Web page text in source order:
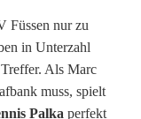
Füssen nur zu
in Unterzahl
Als Marc
muss, spielt
Palka perfekt